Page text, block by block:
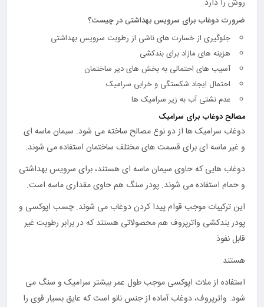
روش را دارد.
ضرورت دوغاب برای سرویس بهداشتی در چیست؟
جلوگیری از خسارت های ناشی از رطوبت سرویس بهداشتی
هزینه های مازاد برای بندکشی
آسیب های احتمالی به بخش های دیر ساختمان
احتمال ایجاد شکستگی و خرابی سرامیک
عدم نشتی آب به زیر سرامیک ها
مصالح دوغاب برای سرامیک
دوغاب سرامیک ها از دو نوع مصالح ساخته می شود. سیمان ماسه ای
و غیر ماسه ای برای قسمت های مختلف ساختمان استفاده می شوند.
دوغاب هایی که حاوی سیمان ماسه ای هستند، برای سرویس بهداشتی
و حمام استفاده می شوند. پودر سنگ هم حاوی مقداری ماسه است.
این ترکیبات موجب قوام پیدا کردن دوغاب می شوند. چسب اپوکسی و
پودر بندکشی واترپروف هم محصولاتی هستند که در برابر رطوبت غیر
قابل نفوذ
هستند.
استفاده از ملات اپوکسی موجب طول عمر بیشتر سرامیک و سنگ می
شود. واترپروف، دوغاب آماده از جنس نانو است که عایق بسیار قوی را